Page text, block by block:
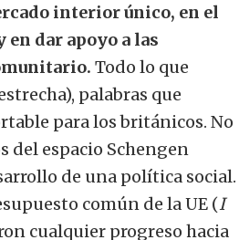
interior único, en el
dar apoyo a las
Todo lo que
palabras que
para los británicos. No
del espacio Schengen
de una política social.
común de la UE (I
cualquier progreso hacia